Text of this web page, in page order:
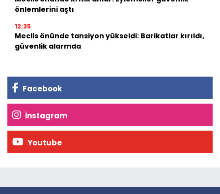
önlemlerini aştı
12:35
Meclis önünde tansiyon yükseldi: Barikatlar kırıldı,
güvenlik alarmda
Facebook
İnstagram
Youtube